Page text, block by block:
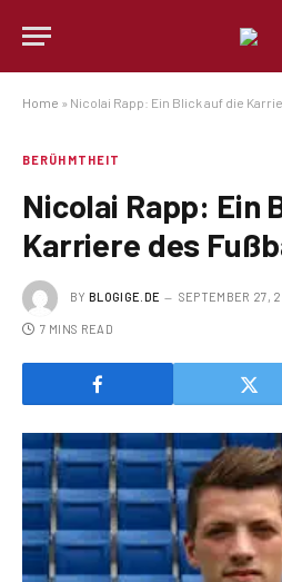
Home » Nicolai Rapp: Ein Blick auf die
BERÜHMTHEIT
Nicolai Rapp: Ein
Karriere des
BY BLOGIGE.DE SEPTEMBER 27,
7 MINS READ